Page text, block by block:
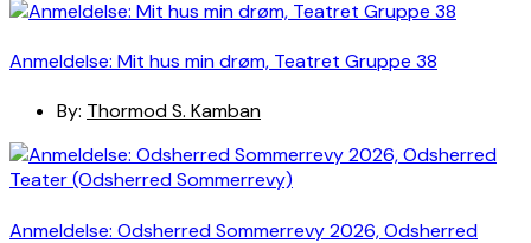
Anmeldelse: Mit hus min drøm, Teatret Gruppe 38
By: Thormod S. Kamban
Anmeldelse: Odsherred Sommerrevy 2026, Odsherred